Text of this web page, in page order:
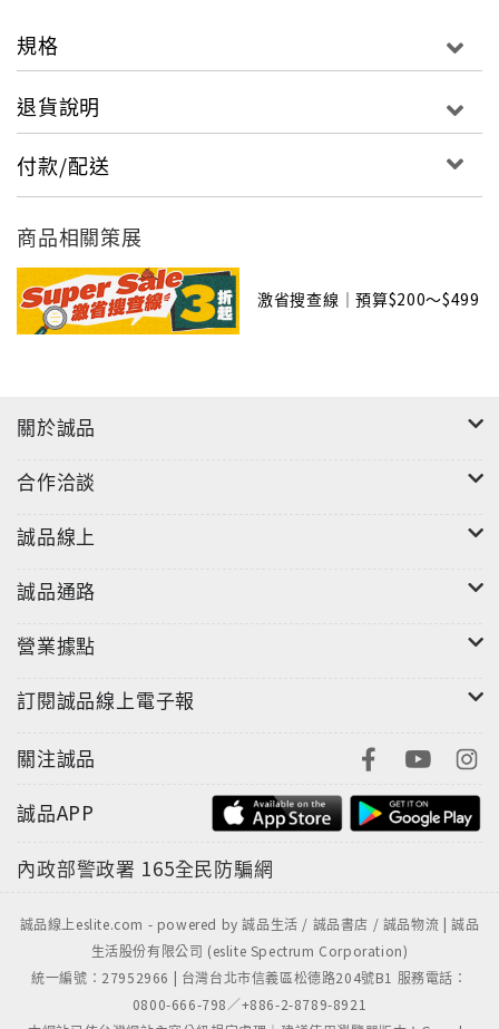
規格
退貨說明
付款/配送
商品相關策展
激省搜查線｜預算$200～$499
關於誠品
合作洽談
誠品線上
誠品通路
營業據點
訂閱誠品線上電子報
關注誠品
誠品APP
內政部警政署 165全民防騙網
誠品線上eslite.com - powered by 誠品生活 / 誠品書店 / 誠品物流 | 誠品
生活股份有限公司 (eslite Spectrum Corporation)
統一編號：27952966 | 台灣台北市信義區松德路204號B1 服務電話：
0800-666-798／+886-2-8789-8921